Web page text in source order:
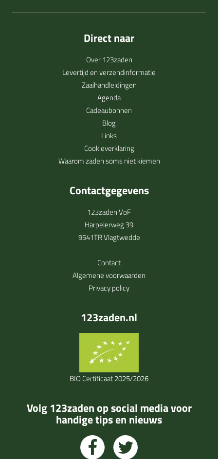
Direct naar
Over 123zaden
Levertijd en verzendinformatie
Zaaihandleidingen
Agenda
Cadeaubonnen
Blog
Links
Cookieverklaring
Waarom zaden soms niet kiemen
Contactgegevens
123zaden VoF
Harpelerweg 39
9541TR Vlagtwedde
Contact
Algemene voorwaarden
Privacy policy
123zaden.nl
BIO Certificaat 2025/2026
Volg 123zaden op social media voor
handige tips en nieuws